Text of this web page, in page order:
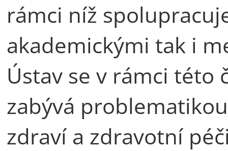
rámci níž
akademickými tak i
Ústav se v rámci této
zabývá
zdraví a zdravotní